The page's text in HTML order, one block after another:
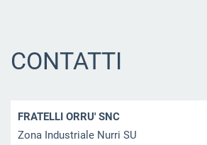
CONTATTI
FRATELLI ORRU' SNC
Zona Industriale Nurri SU